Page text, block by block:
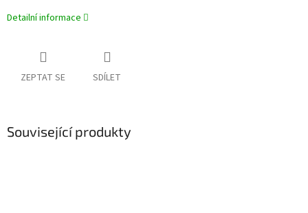
Detailní informace
ZEPTAT SE SDÍLET
Související produkty